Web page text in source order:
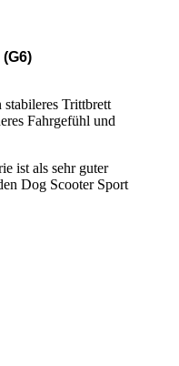
Trittbrett
Fahrgefühl und
ist als sehr guter
Dog Scooter Sport